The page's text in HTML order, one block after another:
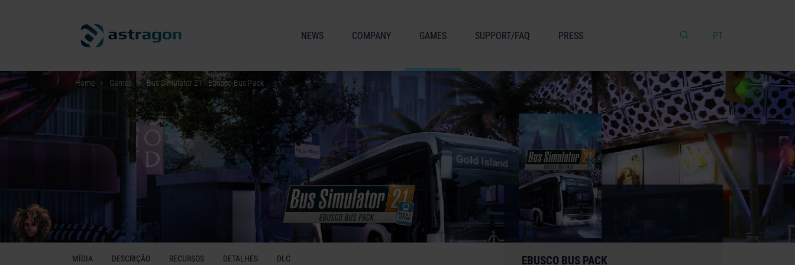
PT
NEWS COMPANY GAMES SUPPORT/FAQ PRESS
Home Games Bus Simulator 21 - Ebusco Bus Pack
EBUSCO BUS PACK
MÍDIA DESCRIÇÃO RECURSOS DETALHES DLC